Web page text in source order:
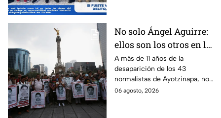
No solo Ángel Aguirre:
ellos son los otros en la
lupa por el caso
Ayotzinapa
A más de 11 años de la
desaparición de los 43
normalistas de Ayotzinapa, no
se ha conocido el paradero de
06 agosto, 2026